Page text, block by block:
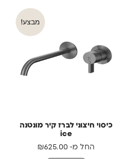
מבצע!
כיסוי חיצוני לברז קיר מונטנה
ice
החל מ-
₪625.00